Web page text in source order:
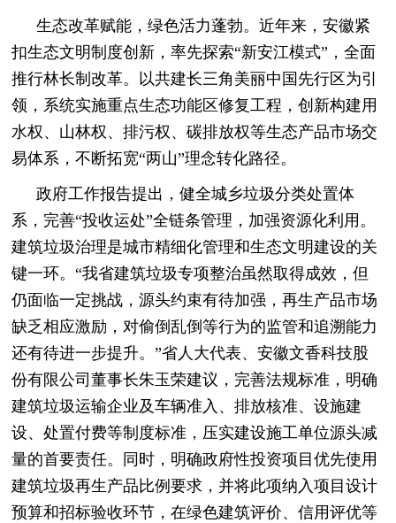
生态改革赋能，绿色活力蓬勃。近年来，安徽紧
扣生态文明制度创新，率先探索“新安江模式”，全面
推行林长制改革。以共建长三角美丽中国先行区为引
领，系统实施重点生态功能区修复工程，创新构建用
水权、山林权、排污权、碳排放权等生态产品市场交
易体系，不断拓宽“两山”理念转化路径。
政府工作报告提出，健全城乡垃圾分类处置体
系，完善“投收运处”全链条管理，加强资源化利用。
建筑垃圾治理是城市精细化管理和生态文明建设的关
键一环。“我省建筑垃圾专项整治虽然取得成效，但
仍面临一定挑战，源头约束有待加强，再生产品市场
缺乏相应激励，对偷倒乱倒等行为的监管和追溯能力
还有待进一步提升。”省人大代表、安徽文香科技股
份有限公司董事长朱玉荣建议，完善法规标准，明确
建筑垃圾运输企业及车辆准入、排放核准、设施建
设、处置付费等制度标准，压实建设施工单位源头减
量的首要责任。同时，明确政府性投资项目优先使用
建筑垃圾再生产品比例要求，并将此项纳入项目设计
预算和招标验收环节，在绿色建筑评价、信用评优等